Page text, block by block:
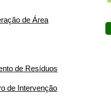
de Área
de Resíduos
de Intervenção